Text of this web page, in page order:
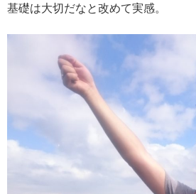
基礎は大切だなと改めて実感。